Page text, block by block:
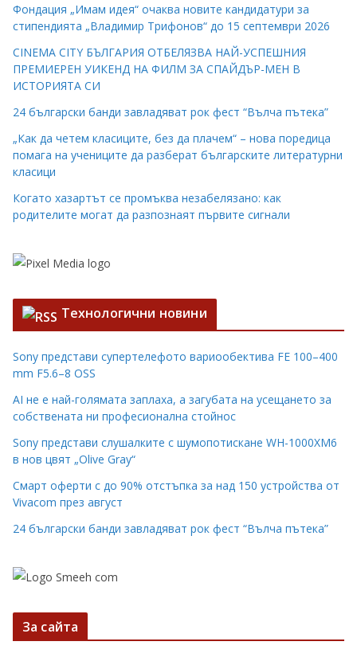
Фондация „Имам идея“ очаква новите кандидатури за
стипендията „Владимир Трифонов“ до 15 септември 2026
CINEMA CITY БЪЛГАРИЯ ОТБЕЛЯЗВА НАЙ-УСПЕШНИЯ
ПРЕМИЕРЕН УИКЕНД НА ФИЛМ ЗА СПАЙДЪР-МЕН В
ИСТОРИЯТА СИ
24 български банди завладяват рок фест “Вълча пътека”
„Как да четем класиците, без да плачем“ – нова поредица
помага на учениците да разберат българските литературни
класици
Когато хазартът се промъква незабелязано: как
родителите могат да разпознаят първите сигнали
Технологични новини
Sony представи супертелефото вариообектива FE 100–400
mm F5.6–8 OSS
AI не е най-голямата заплаха, а загубата на усещането за
собствената ни професионална стойнос
Sony представи слушалките с шумопотискане WH-1000XM6
в нов цвят „Olive Gray“
Смарт оферти с до 90% отстъпка за над 150 устройства от
Vivacom през август
24 български банди завладяват рок фест “Вълча пътека”
За сайта